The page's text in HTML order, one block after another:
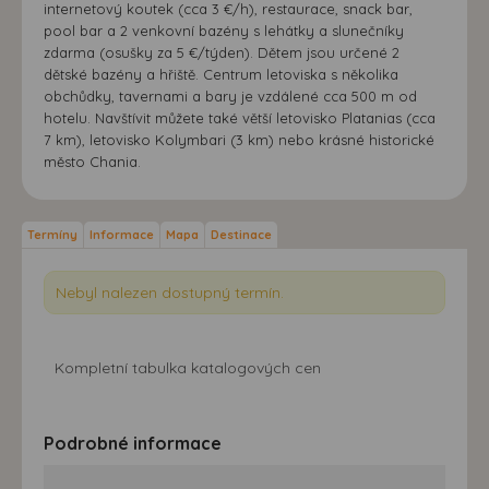
internetový koutek (cca 3 €/h), restaurace, snack bar,
pool bar a 2 venkovní bazény s lehátky a slunečníky
zdarma (osušky za 5 €/týden). Dětem jsou určené 2
dětské bazény a hřiště. Centrum letoviska s několika
obchůdky, tavernami a bary je vzdálené cca 500 m od
hotelu. Navštívit můžete také větší letovisko Platanias (cca
7 km), letovisko Kolymbari (3 km) nebo krásné historické
město Chania.
Termíny Informace Mapa Destinace
Nebyl nalezen dostupný termín.
Kompletní tabulka katalogových cen
Podrobné informace